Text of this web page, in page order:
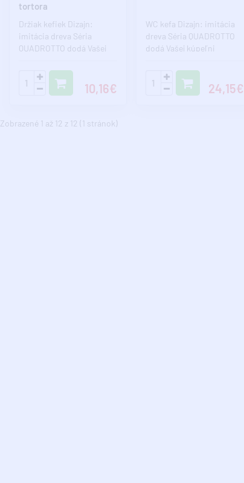
tortora
Držiak kefiek Dizajn:
imitácia dreva Séria
QUADROTTO dodá Vašej
Pokiaľ c..
10,16€
WC kefa Dizajn: imitácia
dreva Séria QUADROTTO
dodá Vašej kúpeľni
chcete ..
24,15€
Zobrazené 1 až 12 z 12 (1 stránok)